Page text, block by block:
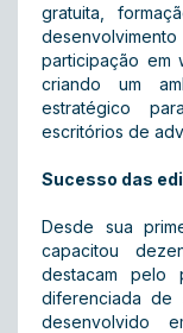
gratuita,
participação em
criando um
estratégico
escritórios de
Sucesso das
Desde sua
capacitou
destacam pelo
diferenciada de
desenvolvido